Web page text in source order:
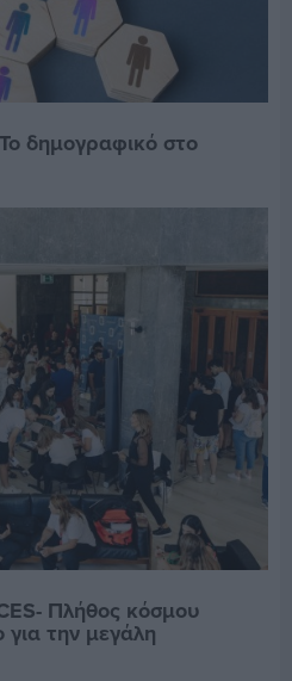
δημογραφικό στο
Πλήθος κόσμου
την μεγάλη